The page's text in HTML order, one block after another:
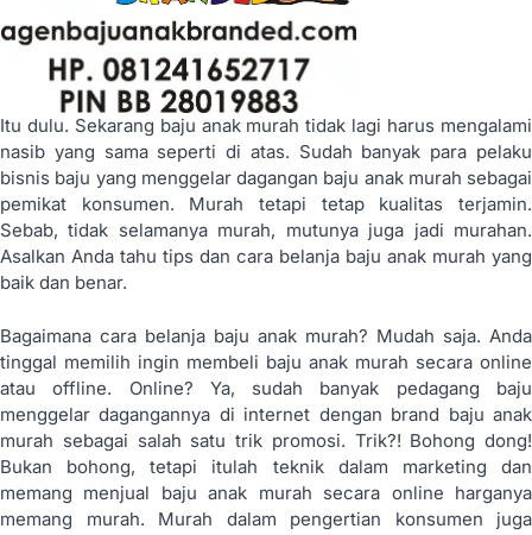
Itu dulu. Sekarang baju anak murah tidak lagi harus mengalami
nasib yang sama seperti di atas. Sudah banyak para pelaku
bisnis baju yang menggelar dagangan baju anak murah sebagai
pemikat konsumen. Murah tetapi tetap kualitas terjamin.
Sebab, tidak selamanya murah, mutunya juga jadi murahan.
Asalkan Anda tahu tips dan cara belanja baju anak murah yang
baik dan benar.
Bagaimana cara belanja baju anak murah? Mudah saja. Anda
tinggal memilih ingin membeli baju anak murah secara online
atau offline. Online? Ya, sudah banyak pedagang baju
menggelar dagangannya di internet dengan brand baju anak
murah sebagai salah satu trik promosi. Trik?! Bohong dong!
Bukan bohong, tetapi itulah teknik dalam marketing dan
memang menjual baju anak murah secara online harganya
memang murah. Murah dalam pengertian konsumen juga